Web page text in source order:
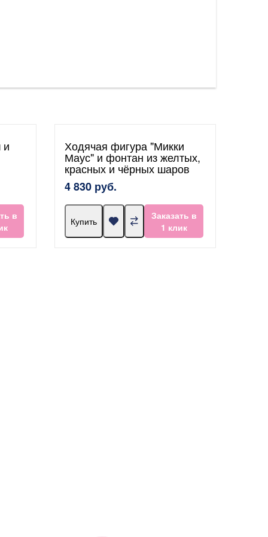
и
в
Ходячая фигура "Микки
Маус" и фонтан из желтых,
красных и чёрных шаров
4 830 руб.
Купить
Заказать в
1 клик